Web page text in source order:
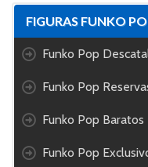
FIGURAS FUNKO
Funko Pop
Funko Pop
Funko Pop Baratos
Funko Pop